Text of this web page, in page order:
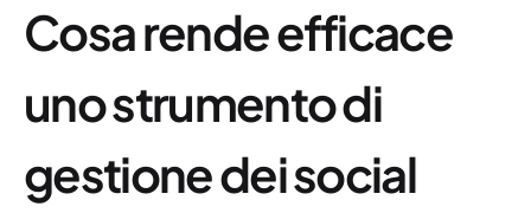
Cosa rende efficace
uno strumento di
gestione dei social